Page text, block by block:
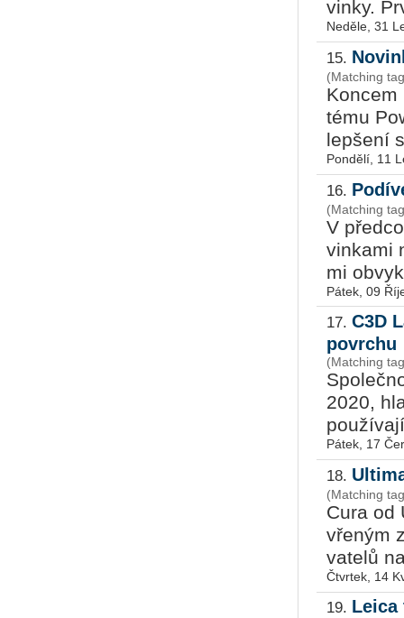
vin­ky.
Neděle, 31
15.
(Matching
té­mu
lep­še­ní
Pondělí, 11
16.
(Matching
V
vin­ka­mi
mi
Pátek, 09
17. C3D
povrchu
(Matching
2020,
Pátek, 17
18.
(Matching
Cura od
vře­ným
va­te­lů
Čtvrtek, 14
19. Leica